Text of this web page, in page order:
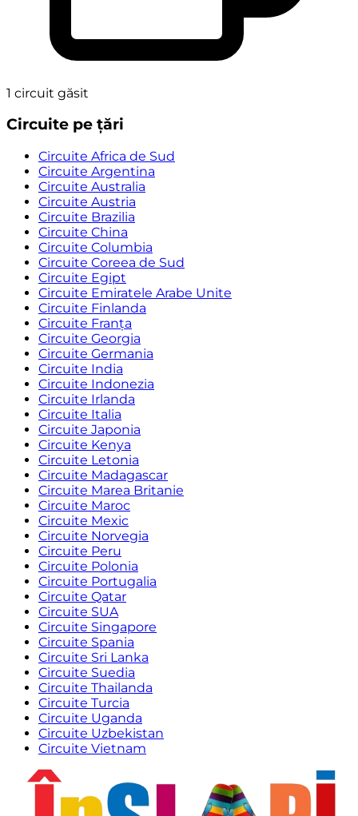
1 circuit găsit
Circuite pe țări
Circuite Africa de Sud
Circuite Argentina
Circuite Australia
Circuite Austria
Circuite Brazilia
Circuite China
Circuite Columbia
Circuite Coreea de Sud
Circuite Egipt
Circuite Emiratele Arabe Unite
Circuite Finlanda
Circuite Franța
Circuite Georgia
Circuite Germania
Circuite India
Circuite Indonezia
Circuite Irlanda
Circuite Italia
Circuite Japonia
Circuite Kenya
Circuite Letonia
Circuite Madagascar
Circuite Marea Britanie
Circuite Maroc
Circuite Mexic
Circuite Norvegia
Circuite Peru
Circuite Polonia
Circuite Portugalia
Circuite Qatar
Circuite SUA
Circuite Singapore
Circuite Spania
Circuite Sri Lanka
Circuite Suedia
Circuite Thailanda
Circuite Turcia
Circuite Uganda
Circuite Uzbekistan
Circuite Vietnam